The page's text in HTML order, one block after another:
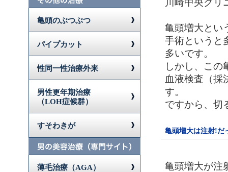
亀頭のぶつぶつ
パイプカット
性同一性治療外来
男性更年期治療
（LOH症候群）
すそわきが
薄毛治療（AGA）
川崎中央クリ
亀頭増大とい
手術というと
多いです。
しかし、この
血液検査（採
す。
ですから、切
亀頭増大は注射!だ
亀頭増大が注